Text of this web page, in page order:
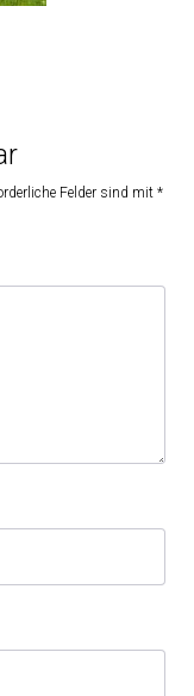
Felder sind mit *